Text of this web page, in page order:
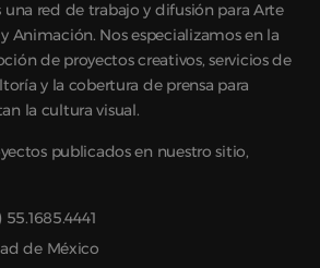
una red de trabajo y difusión para Arte
Animación. Nos especializamos en la
de proyectos creativos, servicios de
y la cobertura de prensa para
la cultura visual.
publicados en nuestro sitio,
de México